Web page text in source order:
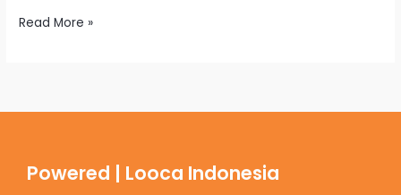
Read More »
Powered | Looca Indonesia